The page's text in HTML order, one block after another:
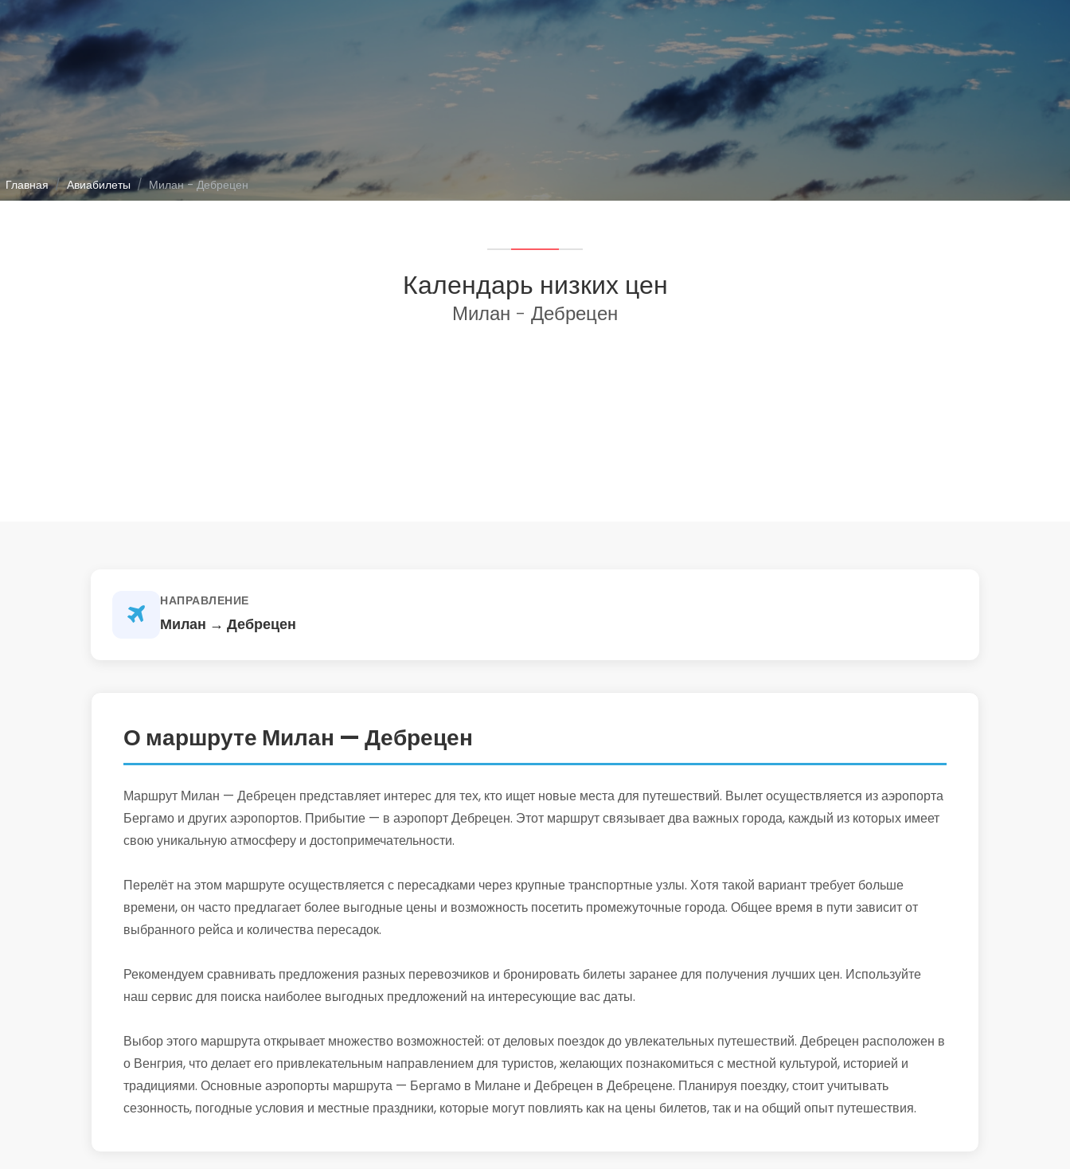
Главная Авиабилеты Милан - Дебрецен
Календарь низких цен
Милан - Дебрецен
НАПРАВЛЕНИЕ
Милан → Дебрецен
О маршруте Милан — Дебрецен
Маршрут Милан — Дебрецен представляет интерес для тех, кто ищет новые места для путешествий. Вылет осуществляется из аэропорта
Бергамо и других аэропортов. Прибытие — в аэропорт Дебрецен. Этот маршрут связывает два важных города, каждый из которых имеет
свою уникальную атмосферу и достопримечательности.
Перелёт на этом маршруте осуществляется с пересадками через крупные транспортные узлы. Хотя такой вариант требует больше
времени, он часто предлагает более выгодные цены и возможность посетить промежуточные города. Общее время в пути зависит от
выбранного рейса и количества пересадок.
Рекомендуем сравнивать предложения разных перевозчиков и бронировать билеты заранее для получения лучших цен. Используйте
наш сервис для поиска наиболее выгодных предложений на интересующие вас даты.
Выбор этого маршрута открывает множество возможностей: от деловых поездок до увлекательных путешествий. Дебрецен расположен в
о Венгрия, что делает его привлекательным направлением для туристов, желающих познакомиться с местной культурой, историей и
традициями. Основные аэропорты маршрута — Бергамо в Милане и Дебрецен в Дебрецене. Планируя поездку, стоит учитывать
сезонность, погодные условия и местные праздники, которые могут повлиять как на цены билетов, так и на общий опыт путешествия.